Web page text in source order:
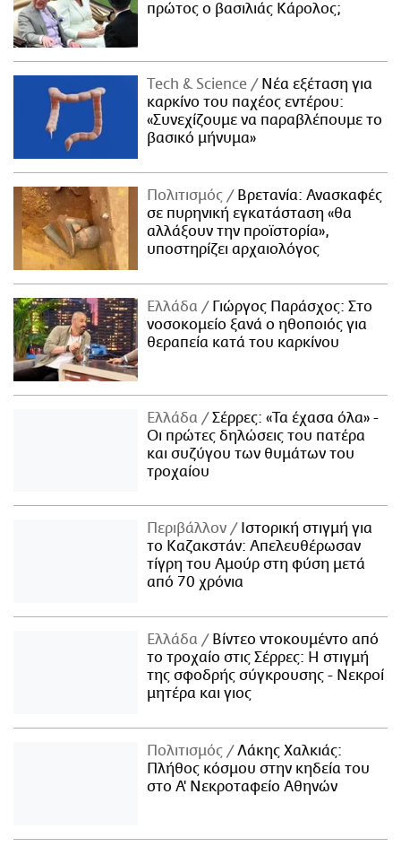
πρώτος ο βασιλιάς Κάρολος;
Τech & Science
Νέα εξέταση για
καρκίνο του παχέος εντέρου:
«Συνεχίζουμε να παραβλέπουμε το
βασικό μήνυμα»
Πολιτισμός
Βρετανία: Ανασκαφές
σε πυρηνική εγκατάσταση «θα
αλλάξουν την προϊστορία»,
υποστηρίζει αρχαιολόγος
Ελλάδα
Γιώργος Παράσχος: Στο
νοσοκομείο ξανά ο ηθοποιός για
θεραπεία κατά του καρκίνου
Ελλάδα
Σέρρες: «Τα έχασα όλα» -
Οι πρώτες δηλώσεις του πατέρα
και συζύγου των θυμάτων του
τροχαίου
Περιβάλλον
Ιστορική στιγμή για
το Καζακστάν: Απελευθέρωσαν
τίγρη του Αμούρ στη φύση μετά
από 70 χρόνια
Ελλάδα
Βίντεο ντοκουμέντο από
το τροχαίο στις Σέρρες: Η στιγμή
της σφοδρής σύγκρουσης - Νεκροί
μητέρα και γιος
Πολιτισμός
Λάκης Χαλκιάς:
Πλήθος κόσμου στην κηδεία του
στο Α' Νεκροταφείο Αθηνών